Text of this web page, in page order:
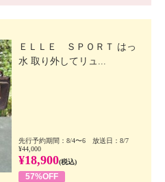
ＥＬＬＥ ＳＰＯＲＴ はっ
水 取り外してリュ...
先行予約期間：8/4〜6 放送日：8/7
¥44,000
¥18,900(税込)
57%OFF